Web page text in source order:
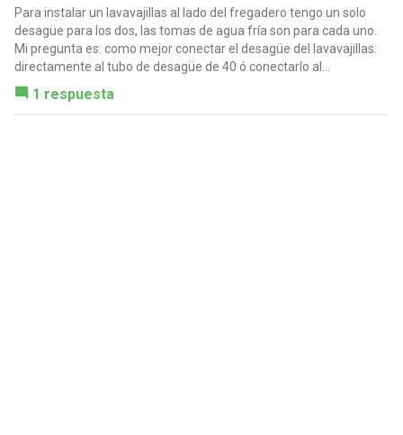
Para instalar un lavavajillas al lado del fregadero tengo un solo
desagüe para los dos, las tomas de agua fría son para cada uno.
Mi pregunta es: como mejor conectar el desagüe del lavavajillas:
directamente al tubo de desagüe de 40 ó conectarlo al...
1 respuesta